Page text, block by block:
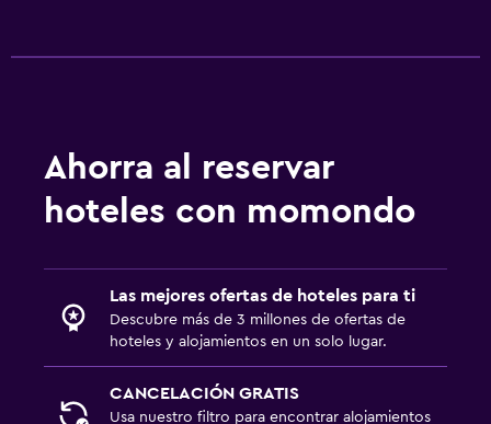
Ahorra al reservar
hoteles con momondo
Las mejores ofertas de hoteles para ti
Descubre más de 3 millones de ofertas de
hoteles y alojamientos en un solo lugar.
CANCELACIÓN GRATIS
Usa nuestro filtro para encontrar alojamientos